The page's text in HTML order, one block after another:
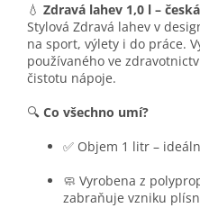
💧 Zdravá lahev 1,0 l –
Stylová Zdravá lahev v
na sport, výlety i do práce.
používaného ve
čistotu nápoje.
🔍 Co všechno umí?
✅ Objem 1 litr –
🧼 Vyrobena z
zabraňuje vzniku